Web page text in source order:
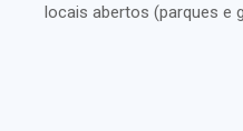
locais abertos (parques e